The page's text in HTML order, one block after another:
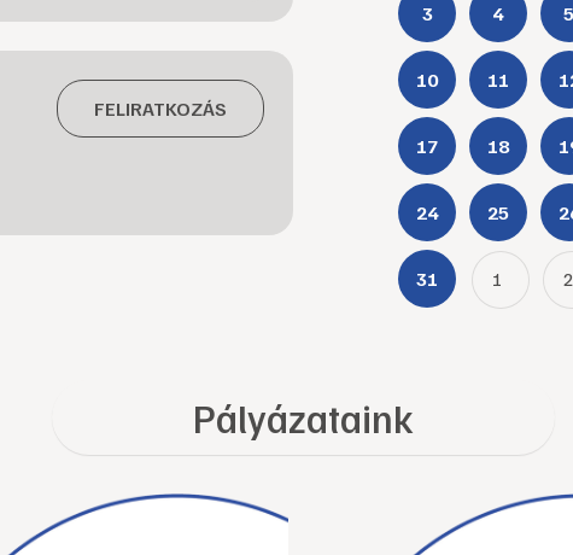
FELIRATKOZÁS
3 4 5
10 11
17 18
24 25
31 1 2
Pályázataink